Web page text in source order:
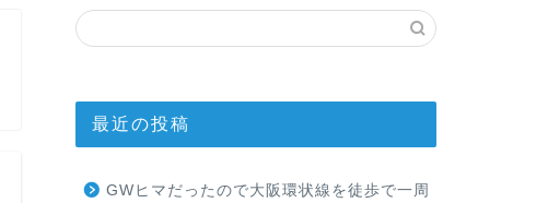
最近の投稿
GWヒマだったので大阪環状線を徒歩で一周